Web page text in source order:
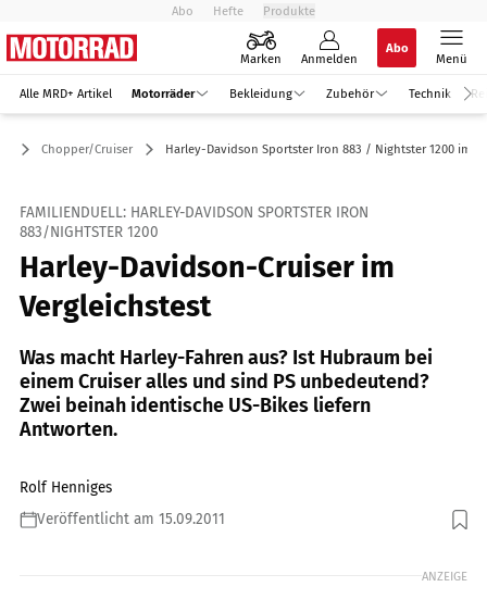
Abo Hefte Produkte
Marken Anmelden
Abo
Menü
Alle MRD+ Artikel Motorräder Bekleidung Zubehör Technik
Chopper/Cruiser Harley-Davidson Sportster Iron 883 / Nightster 1200 im
FAMILIENDUELL: HARLEY-DAVIDSON SPORTSTER IRON
883/NIGHTSTER 1200
Harley-Davidson-Cruiser im
Vergleichstest
Was macht Harley-Fahren aus? Ist Hubraum bei
einem Cruiser alles und sind PS unbedeutend?
Zwei beinah identische US-Bikes liefern
Antworten.
Rolf Henniges
Veröffentlicht am 15.09.2011
Foto: Rivas
ANZEIGE